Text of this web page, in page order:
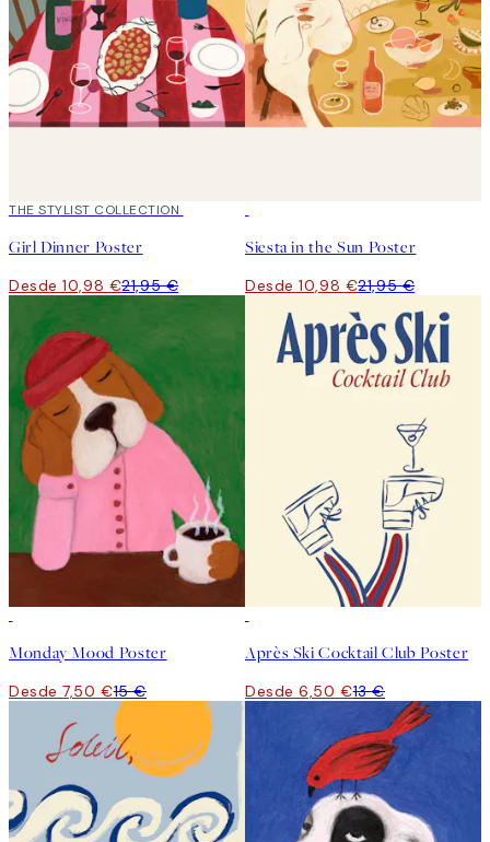
50%*
THE STYLIST COLLECTION
Girl Dinner Poster
Desde 10,98 €21,95 €
Siesta in the Sun Poster
Desde 10,98 €21,95 €
Monday Mood Poster
Desde 7,50 €15 €
Après Ski Cocktail Club Poster
Desde 6,50 €13 €